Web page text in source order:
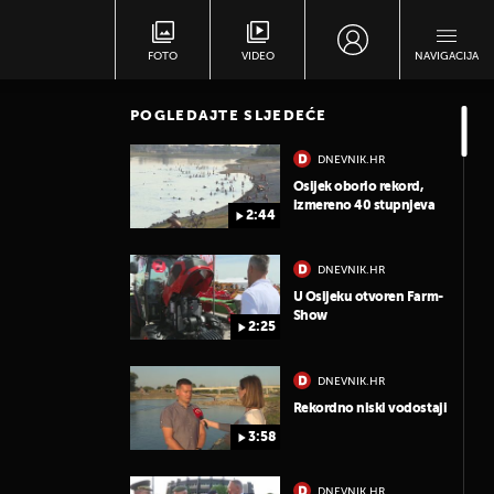
FOTO VIDEO NAVIGACIJA
POGLEDAJTE SLJEDEĆE
2:44
DNEVNIK.HR
Osijek oborio rekord,
izmereno 40 stupnjeva
2:25
DNEVNIK.HR
U Osijeku otvoren Farm-
Show
3:58
DNEVNIK.HR
Rekordno niski vodostaji